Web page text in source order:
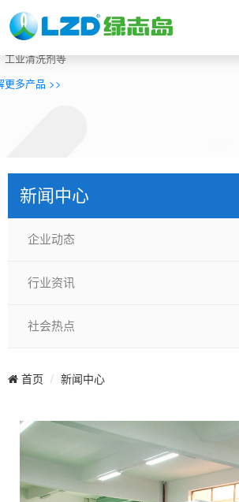
来到绿志岛化工
：真空镀膜、玻璃清洗剂、淬火油、切削液、磨削油
工业清洗剂等
更多产品 >>
新闻中心
企业动态
行业资讯
社会热点
首页 新闻中心